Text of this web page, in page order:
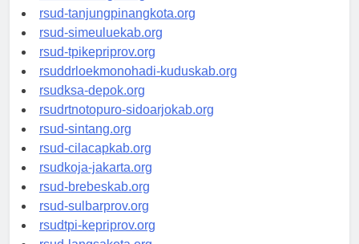
rsud-kotabogor.org
rsud-tanjungpinangkota.org
rsud-simeuluekab.org
rsud-tpikepriprov.org
rsuddrloekmonohadi-kuduskab.org
rsudksa-depok.org
rsudrtnotopuro-sidoarjokab.org
rsud-sintang.org
rsud-cilacapkab.org
rsudkoja-jakarta.org
rsud-brebeskab.org
rsud-sulbarprov.org
rsudtpi-kepriprov.org